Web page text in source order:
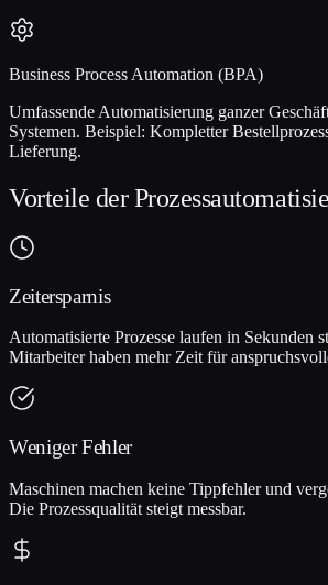
Business Process Automation (BPA)
Umfassende Automatisierung ganzer
Systemen. Beispiel: Kompletter
Lieferung.
Vorteile der
Zeitersparnis
Automatisierte Prozesse laufen in Sekunden
Mitarbeiter haben mehr Zeit für
Weniger Fehler
Maschinen machen keine Tippfehler und
Die Prozessqualität steigt messbar.